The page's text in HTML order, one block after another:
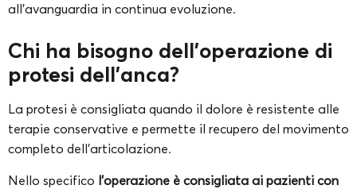
all’avanguardia in continua evoluzione.
Chi ha bisogno dell’operazione di
protesi dell’anca?
La protesi è consigliata quando il dolore è resistente alle
terapie conservative e permette il recupero del movimento
completo dell’articolazione.
Nello specifico l’operazione è consigliata ai pazienti con